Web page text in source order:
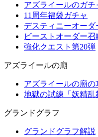
アズライールのガチ
11周年福袋ガチャ
デスティニーオーダ
ビーストオーダー召
強化クエスト第20弾
アズライールの廟
アズライールの廟の
地獄の試練「妖精乱
グランドグラフ
グランドグラフ解説